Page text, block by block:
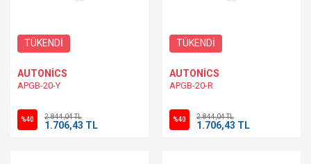
TÜKENDİ
AUTONİCS
APGB-20-Y
%40 2.844,04 TL
1.706,43 TL
TÜKENDİ
AUTONİCS
APGB-20-R
%40 2.844,04 TL
1.706,43 TL